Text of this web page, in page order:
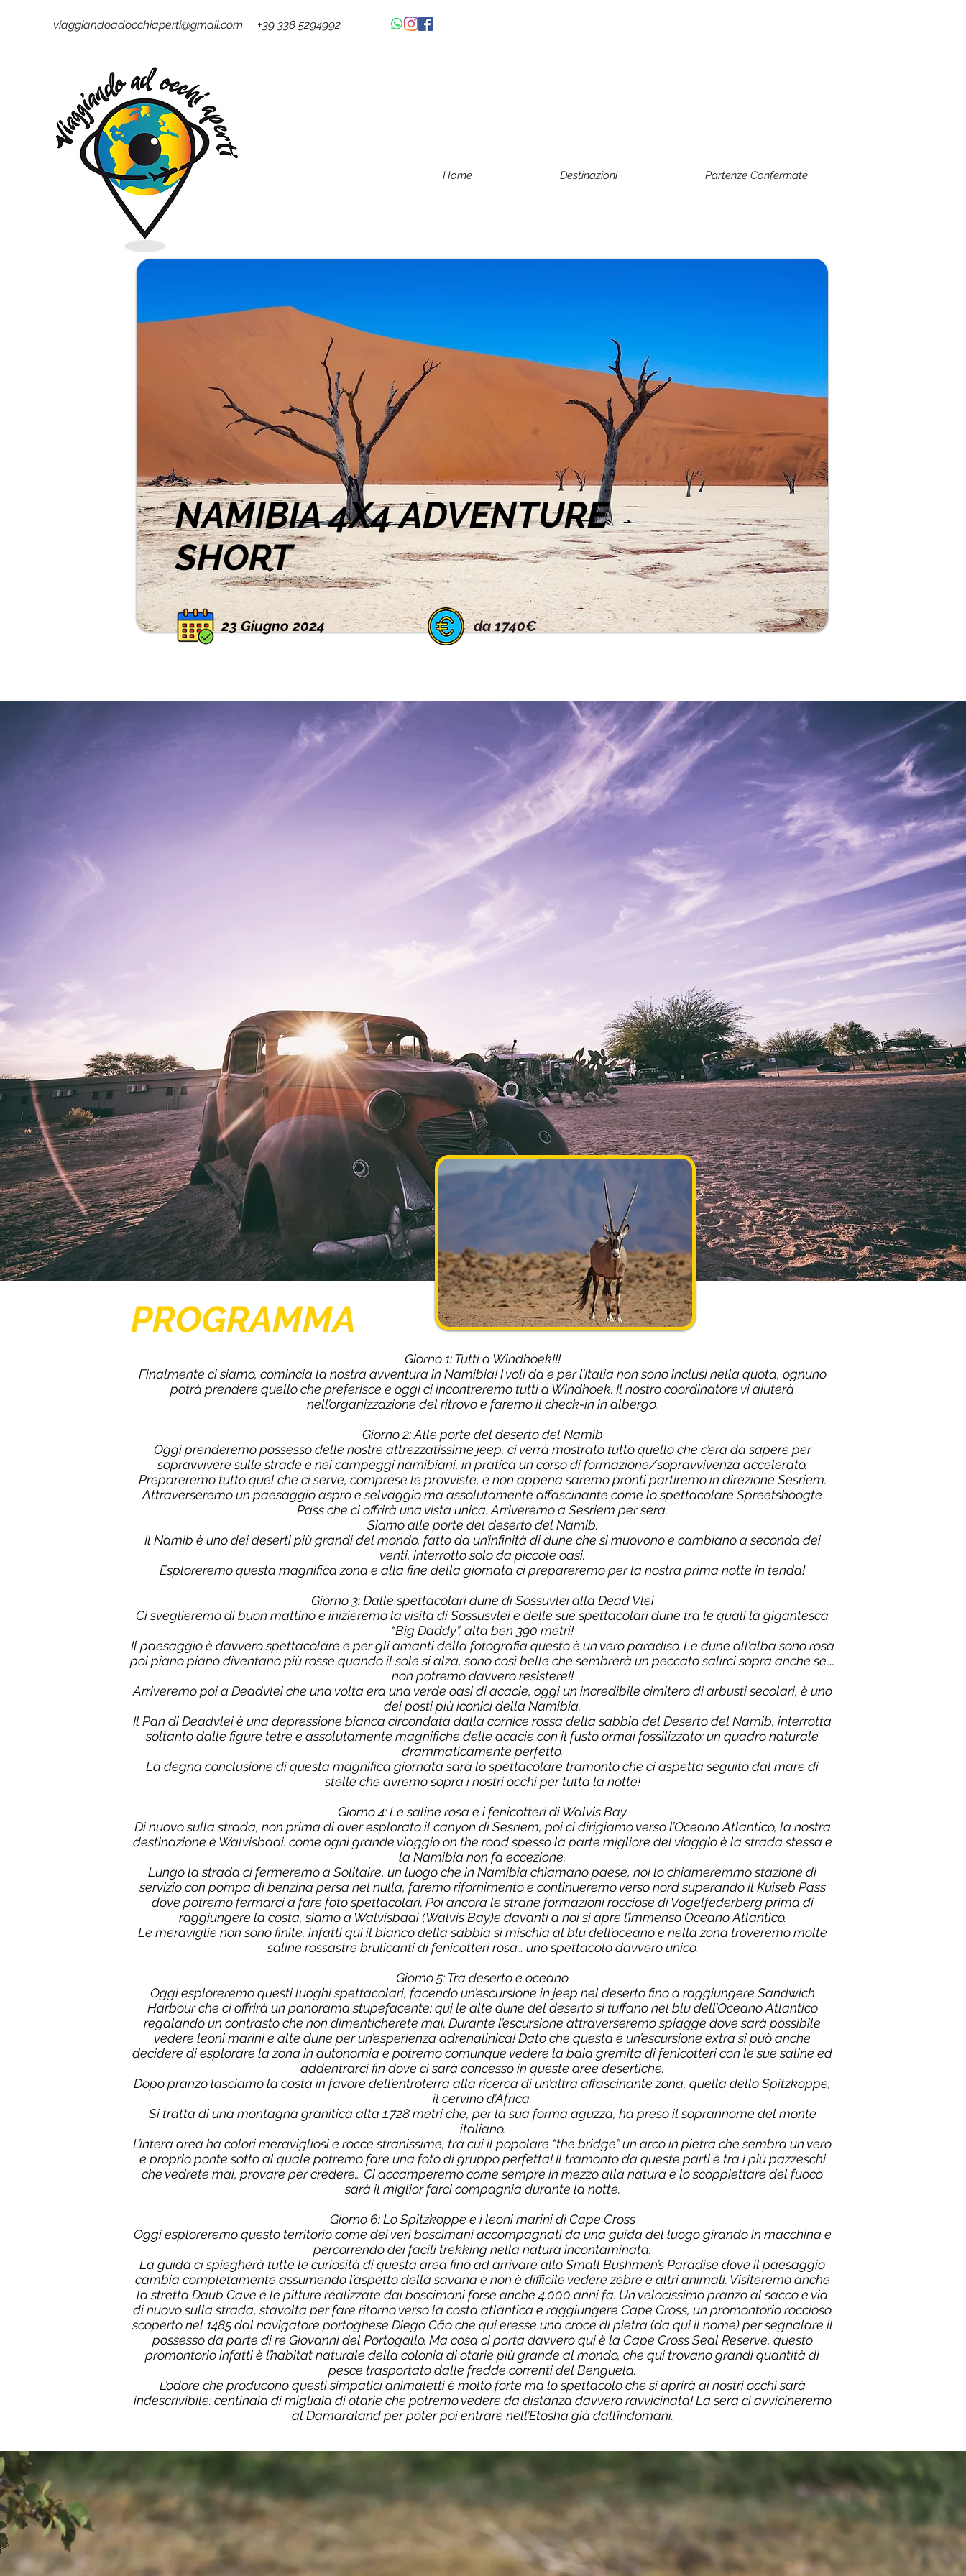
viaggiandoadocchiaperti@gmail.com +39 338 5294992
Home Destinazioni Partenze Confermate
NAMIBIA 4X4 ADVENTURE
SHORT
da 1740€
23 Giugno 2024
PROGRAMMA
Giorno 1: Tutti a Windhoek!!!
Finalmente ci siamo, comincia la nostra avventura in Namibia! I voli da e per l’Italia non sono inclusi nella quota, ognuno
potrà prendere quello che preferisce e oggi ci incontreremo tutti a Windhoek. Il nostro coordinatore vi aiuterà
nell’organizzazione del ritrovo e faremo il check-in in albergo.
Giorno 2: Alle porte del deserto del Namib
Oggi prenderemo possesso delle nostre attrezzatissime jeep, ci verrà mostrato tutto quello che c’era da sapere per
sopravvivere sulle strade e nei campeggi namibiani, in pratica un corso di formazione/sopravvivenza accelerato.
Prepareremo tutto quel che ci serve, comprese le provviste, e non appena saremo pronti partiremo in direzione Sesriem.
Attraverseremo un paesaggio aspro e selvaggio ma assolutamente affascinante come lo spettacolare Spreetshoogte
Pass che ci offrirà una vista unica. Arriveremo a Sesriem per sera.
Siamo alle porte del deserto del Namib.
Il Namib è uno dei deserti più grandi del mondo, fatto da un’infinità di dune che si muovono e cambiano a seconda dei
venti, interrotto solo da piccole oasi.
Esploreremo questa magnifica zona e alla fine della giornata ci prepareremo per la nostra prima notte in tenda!
Giorno 3: Dalle spettacolari dune di Sossuvlei alla Dead Vlei
Ci sveglieremo di buon mattino e inizieremo la visita di Sossusvlei e delle sue spettacolari dune tra le quali la gigantesca
“Big Daddy”, alta ben 390 metri!
Il paesaggio è davvero spettacolare e per gli amanti della fotografia questo è un vero paradiso. Le dune all’alba sono rosa
poi piano piano diventano più rosse quando il sole si alza, sono così belle che sembrerà un peccato salirci sopra anche se….
non potremo davvero resistere!!
Arriveremo poi a Deadvlei che una volta era una verde oasi di acacie, oggi un incredibile cimitero di arbusti secolari, è uno
dei posti più iconici della Namibia.
Il Pan di Deadvlei è una depressione bianca circondata dalla cornice rossa della sabbia del Deserto del Namib, interrotta
soltanto dalle figure tetre e assolutamente magnifiche delle acacie con il fusto ormai fossilizzato: un quadro naturale
drammaticamente perfetto.
La degna conclusione di questa magnifica giornata sarà lo spettacolare tramonto che ci aspetta seguito dal mare di
stelle che avremo sopra i nostri occhi per tutta la notte!
Giorno 4: Le saline rosa e i fenicotteri di Walvis Bay
Di nuovo sulla strada, non prima di aver esplorato il canyon di Sesriem, poi ci dirigiamo verso l’Oceano Atlantico, la nostra
destinazione è Walvisbaai. come ogni grande viaggio on the road spesso la parte migliore del viaggio è la strada stessa e
la Namibia non fa eccezione.
Lungo la strada ci fermeremo a Solitaire, un luogo che in Namibia chiamano paese, noi lo chiameremmo stazione di
servizio con pompa di benzina persa nel nulla, faremo rifornimento e continueremo verso nord superando il Kuiseb Pass
dove potremo fermarci a fare foto spettacolari. Poi ancora le strane formazioni rocciose di Vogelfederberg prima di
raggiungere la costa, siamo a Walvisbaai (Walvis Bay)e davanti a noi si apre l’immenso Oceano Atlantico.
Le meraviglie non sono finite, infatti qui il bianco della sabbia si mischia al blu dell’oceano e nella zona troveremo molte
saline rossastre brulicanti di fenicotteri rosa… uno spettacolo davvero unico.
Giorno 5: Tra deserto e oceano
Oggi esploreremo questi luoghi spettacolari, facendo un’escursione in jeep nel deserto fino a raggiungere Sandwich
Harbour che ci offrirà un panorama stupefacente: qui le alte dune del deserto si tuffano nel blu dell’Oceano Atlantico
regalando un contrasto che non dimenticherete mai. Durante l’escursione attraverseremo spiagge dove sarà possibile
vedere leoni marini e alte dune per un’esperienza adrenalinica! Dato che questa è un’escursione extra si può anche
decidere di esplorare la zona in autonomia e potremo comunque vedere la baia gremita di fenicotteri con le sue saline ed
addentrarci fin dove ci sarà concesso in queste aree desertiche.
Dopo pranzo lasciamo la costa in favore dell’entroterra alla ricerca di un’altra affascinante zona, quella dello Spitzkoppe,
il cervino d’Africa.
Si tratta di una montagna granitica alta 1.728 metri che, per la sua forma aguzza, ha preso il soprannome del monte
italiano.
L’intera area ha colori meravigliosi e rocce stranissime, tra cui il popolare “the bridge” un arco in pietra che sembra un vero
e proprio ponte sotto al quale potremo fare una foto di gruppo perfetta! Il tramonto da queste parti è tra i più pazzeschi
che vedrete mai, provare per credere… Ci accamperemo come sempre in mezzo alla natura e lo scoppiettare del fuoco
sarà il miglior farci compagnia durante la notte.
Giorno 6: Lo Spitzkoppe e i leoni marini di Cape Cross
Oggi esploreremo questo territorio come dei veri boscimani accompagnati da una guida del luogo girando in macchina e
percorrendo dei facili trekking nella natura incontaminata.
La guida ci spiegherà tutte le curiosità di questa area fino ad arrivare allo Small Bushmen’s Paradise dove il paesaggio
cambia completamente assumendo l’aspetto della savana e non è difficile vedere zebre e altri animali. Visiteremo anche
la stretta Daub Cave e le pitture realizzate dai boscimani forse anche 4.000 anni fa. Un velocissimo pranzo al sacco e via
di nuovo sulla strada, stavolta per fare ritorno verso la costa atlantica e raggiungere Cape Cross, un promontorio roccioso
scoperto nel 1485 dal navigatore portoghese Diego Cão che qui eresse una croce di pietra (da qui il nome) per segnalare il
possesso da parte di re Giovanni del Portogallo. Ma cosa ci porta davvero qui è la Cape Cross Seal Reserve, questo
promontorio infatti è l’habitat naturale della colonia di otarie più grande al mondo, che qui trovano grandi quantità di
pesce trasportato dalle fredde correnti del Benguela.
L’odore che producono questi simpatici animaletti è molto forte ma lo spettacolo che si aprirà ai nostri occhi sarà
indescrivibile: centinaia di migliaia di otarie che potremo vedere da distanza davvero ravvicinata! La sera ci avvicineremo
al Damaraland per poter poi entrare nell’Etosha già dall’indomani.